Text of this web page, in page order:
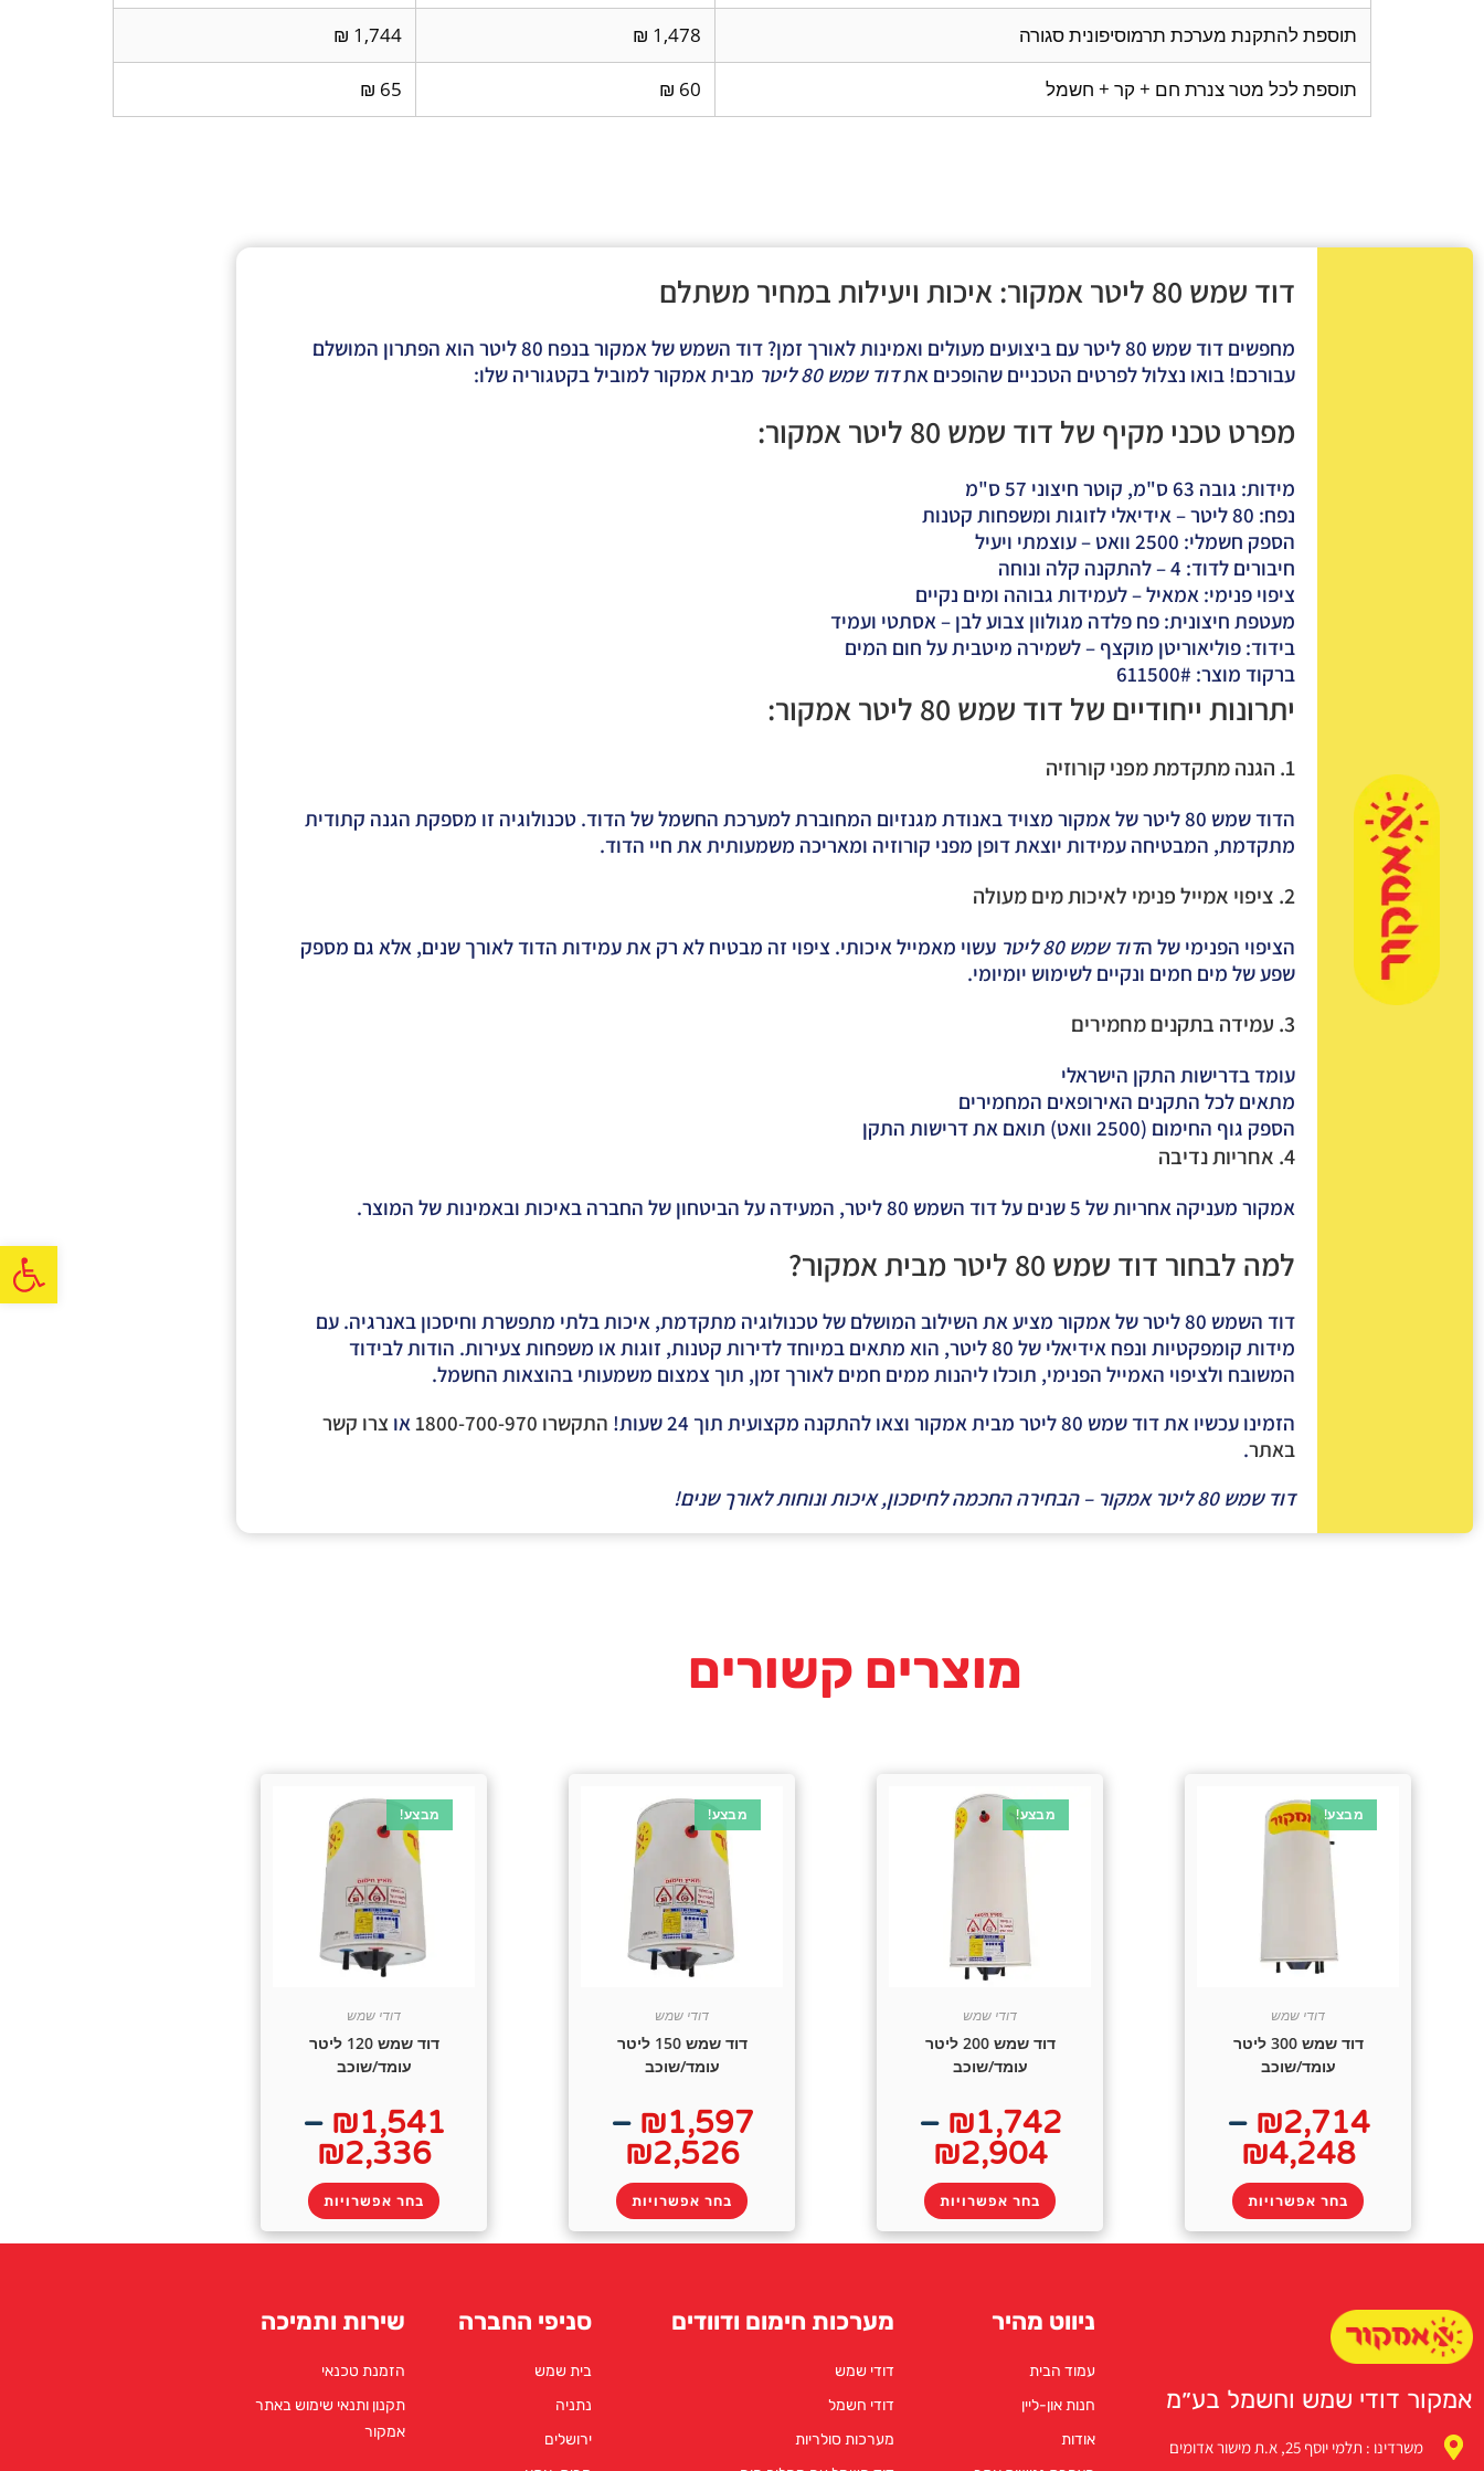
תוספת להתקנת מערכת תרמוסיפונית סגורה 1,478 ₪
1,744 ₪
תוספת לכל מטר צנרת חם + קר + חשמל 60 ₪
65 ₪
דוד שמש 80 ליטר אמקור: איכות ויעילות במחיר משתלם
מחפשים דוד שמש 80 ליטר
עם ביצועים מעולים ואמינות לאורך זמן? דוד השמש של אמקור בנפח 80 ליטר הוא הפתרון המושלם
עבורכם! בואו נצלול לפרטים הטכניים שהופכים אתדוד שמש 80 ליטר מבית אמקור למוביל בקטגוריה שלו:
מפרט טכני מקיף של דוד שמש 80 ליטר אמקור :
מידות: גובה 63 ס"מ, קוטר חיצוני 57 ס"מ
נפח:
הספק חשמלי:
חיבורים לדוד:
ציפוי פנימי: אמאיל – לעמידות גבוהה ומים נקיים
מעטפת חיצונית: פח פלדה מגולוון צבוע לבן – אסתטי ועמיד
בידוד: פוליאוריטן מוקצף – לשמירה מיטבית על חום המים
ברקוד מוצר:
יתרונות ייחודיים של דוד שמש 80 ליטר אמקור:
1. הגנה מתקדמת מפני קורוזיה
הדוד שמש 80 ליטר
של אמקור מצויד באנודת מגנזיום המחוברת למערכת החשמל של הדוד. טכנולוגיה זו מספקת הגנה קתודית
מתקדמת, המבטיחה עמידות יוצאת דופן מפני קורוזיה ומאריכה משמעותית את חיי הדוד.
2. ציפוי אמייל פנימי לאיכות מים מעולה
הציפוי הפנימי של הדוד שמש 80 ליטר
עשוי מאמייל איכותי. ציפוי זה מבטיח לא רק את עמידות הדוד לאורך שנים, אלא גם מספק
שפע של מים חמים ונקיים לשימוש יומיומי.
3. עמידה בתקנים מחמירים
עומד בדרישות התקן הישראלי
מתאים לכל התקנים האירופאים המחמירים
הספק גוף החימום (2500 וואט) תואם את דרישות התקן
4. אחריות נדיבה
אמקור מעניקה אחריות של 5 שנים על דוד השמש 80 ליטר , המעידה על הביטחון של החברה באיכות ובאמינות של המוצר.
למה לבחור דוד שמש 80 ליטר מבית אמקור?
דוד השמש 80 ליטר של אמקור מציע את השילוב המושלם של טכנולוגיה מתקדמת, איכות בלתי מתפשרת וחיסכון באנרגיה. עם
מידות קומפקטיות ונפח אידיאלי של 80 ליטר, הוא מתאים במיוחד לדירות קטנות, זוגות או משפחות צעירות. הודות לבידוד
המשובח ולציפוי האמייל הפנימי, תוכלו ליהנות ממים חמים לאורך זמן, תוך צמצום משמעותי בהוצאות החשמל.
הזמינו עכשיו אתדוד שמש 80 ליטר מבית אמקור וצאו להתקנה מקצועית תוך 24 שעות! התקשרו 1800-700-970 או צרו קשר
באתר.
דוד שמש 80 ליטר אמקור – הבחירה החכמה לחיסכון, איכות ונוחות לאורך שנים!
מוצרים קשורים
מבצע!
דודי שמש
דוד שמש 300 ליטר
עומד/שוכב
₪2,714
–
₪4,248
בחר אפשרויות
מבצע!
דודי שמש
דוד שמש 200 ליטר
עומד/שוכב
₪1,742
–
₪2,904
בחר אפשרויות
מבצע!
דודי שמש
דוד שמש 150 ליטר
עומד/שוכב
₪1,597
–
₪2,526
בחר אפשרויות
מבצע!
דודי שמש
דוד שמש 120 ליטר
עומד/שוכב
₪1,541
–
₪2,336
בחר אפשרויות
אמקור דודי שמש וחשמל בע״מ
משרדינו : תלמי יוסף 25, א.ת מישור אדומים
ניווט מהיר
עמוד הבית
חנות און-ליין
אודות
מערכות חימום ודוודים
דודי שמש
דודי חשמל
מערכות סולריות
סניפי החברה
בית שמש
נתניה
ירושלים
שירות ותמיכה
הזמנת טכנאי
תקנון ותנאי שימוש באתר
אמקור